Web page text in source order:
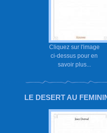
Cliquez sur l'image
ci-dessus pour en
savoir plus...
LE DESERT AU